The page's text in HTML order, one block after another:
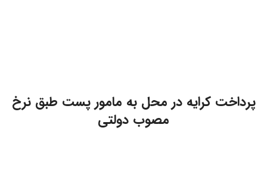
پرداخت کرایه در محل به مامور پست طبق نرخ
مصوب دولتی